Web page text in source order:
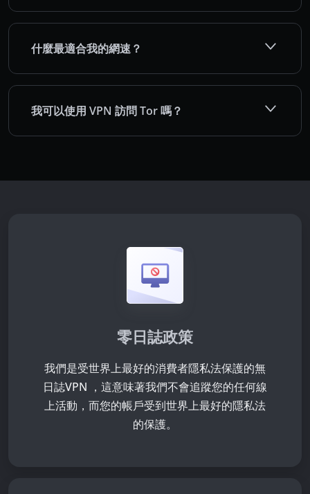
什麼最適合我的網速？
我可以使用 VPN 訪問 Tor 嗎？
零日誌政策
我們是受世界上最好的消費者隱私法保護的無
日誌VPN ，這意味著我們不會追蹤您的任何線
上活動，而您的帳戶受到世界上最好的隱私法
的保護。